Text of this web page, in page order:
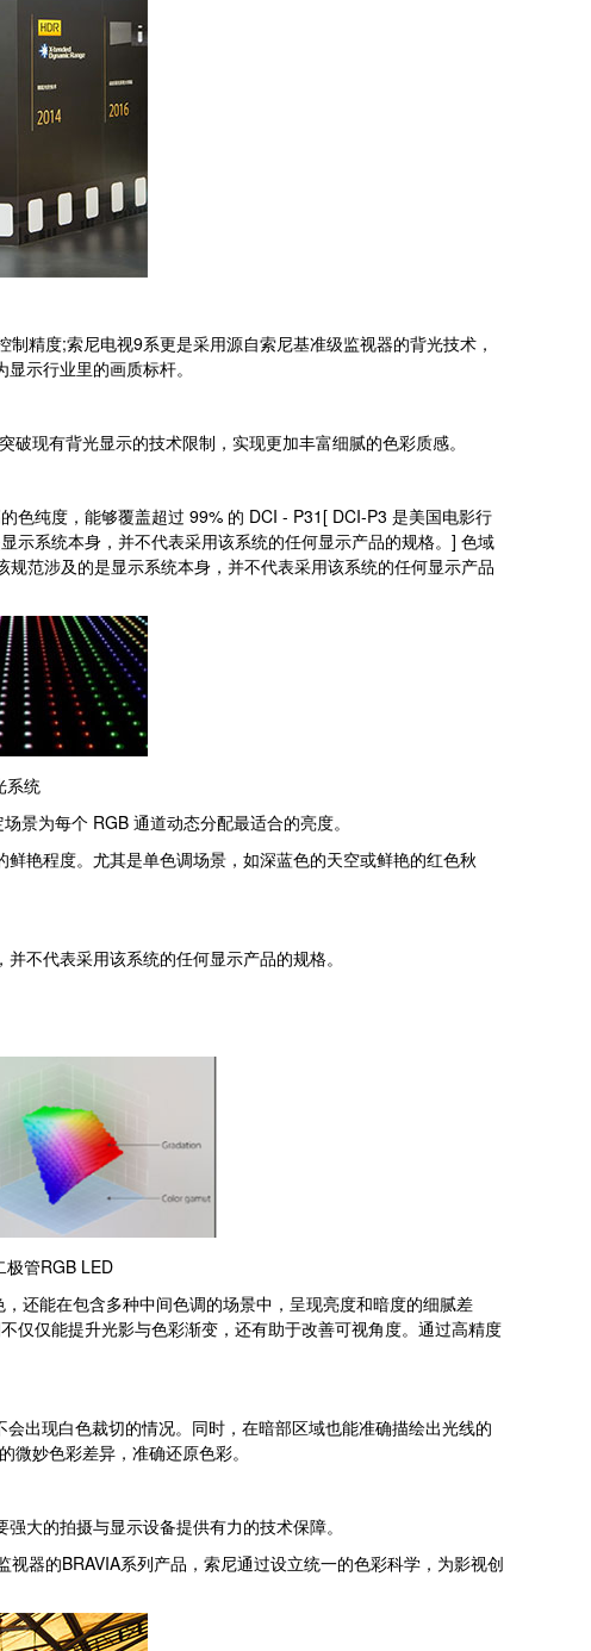
精度;索尼电视9系更是采用源自索尼基准级监视器的背光技术，
示行业里的画质标杆。
现有背光显示的技术限制，实现更加丰富细腻的色彩质感。
纯度，能够覆盖超过 99% 的 DCI - P31[ DCI-P3 是美国电影行
示系统本身，并不代表采用该系统的任何显示产品的规格。] 色域
范涉及的是显示系统本身，并不代表采用该系统的任何显示产品
系统
为每个 RGB 通道动态分配最适合的亮度。
艳程度。尤其是单色调场景，如深蓝色的天空或鲜艳的红色秋
不代表采用该系统的任何显示产品的规格。
管RGB LED
还能在包含多种中间色调的场景中，呈现亮度和暗度的细腻差
仅仅能提升光影与色彩渐变，还有助于改善可视角度。通过高精度
出现白色裁切的情况。同时，在暗部区域也能准确描绘出光线的
妙色彩差异，准确还原色彩。
大的拍摄与显示设备提供有力的技术保障。
器的BRAVIA系列产品，索尼通过设立统一的色彩科学，为影视创